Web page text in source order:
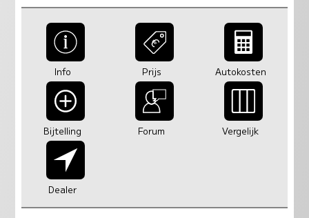
Info Prijs Autokosten
Bijtelling Forum Vergelijk
Dealer